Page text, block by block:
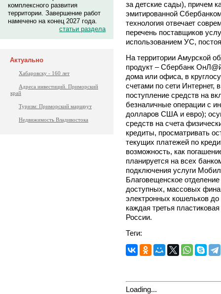
комплексного развития
территории. Завершение работ
намечено на конец 2027 года.
статьи раздела
Актуально
Хабаровску - 160 лет
Адреса инвестиций. Приморский
край
Туризм: Приморский маршрут
Недвижимость Владивостока
за детские сады), причем
эмитированной
технология отвечает
перечень поставщиков
использованием УС,
На территории Амурской
продукт – Сбербанк
дома или офиса, в
счетами по сети Интернет,
поступление средств на
безналичные операции с
долларов США и евро);
средств на счета
кредиты, просматривать
текущих платежей по
возможность, как
планируется на всех
подключения услуги
Благовещенское
доступных, массовых
электронных кошельков
каждая третья
России.
Теги:
Loading...